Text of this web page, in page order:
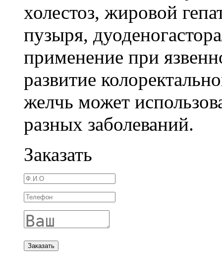
холестоз, жировой
пузыря,
применение при
развитие
желчь может
разных заболеваний.
Заказать